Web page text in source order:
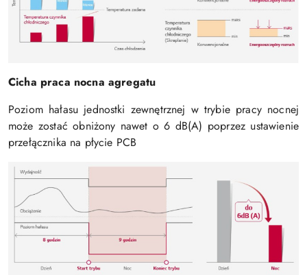
Cicha praca nocna agregatu
Poziom hałasu jednostki zewnętrznej w trybie pracy nocnej
może zostać obniżony nawet o 6 dB(A) poprzez ustawienie
przełącznika na płycie PCB